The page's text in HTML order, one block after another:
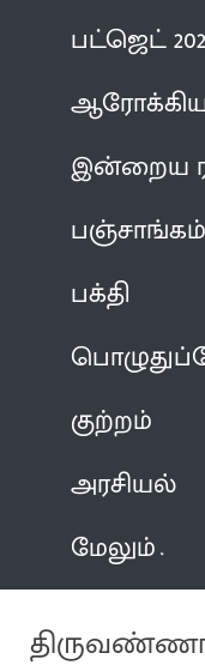
பட்ஜெட்
இன்றைய
பஞ்சாங்கம்
பக்தி
குற்றம்
அரசியல்
மேலும்